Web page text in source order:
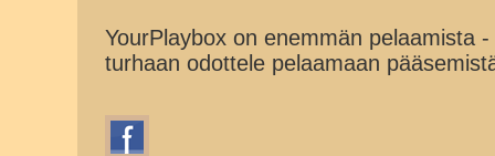
YourPlaybox on enemmän pelaamista
turhaan odottele pelaamaan